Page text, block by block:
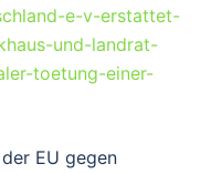
e-v-erstattet-
und-landrat-
toetung-einer-
EU gegen